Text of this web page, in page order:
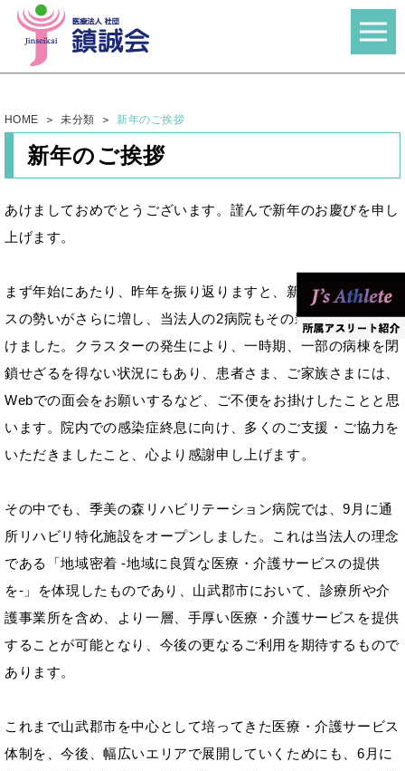
HOME 未分類 新年のご挨拶
新年のご挨拶
あけましておめでとうございます。謹んで新年のお慶びを申し
上げます。
まず年始にあたり、昨年を振り返りますと、新型コロナウイル
スの勢いがさらに増し、当法人の2病院もその影響を大きく受
けました。クラスターの発生により、一時期、一部の病棟を閉
鎖せざるを得ない状況にもあり、患者さま、ご家族さまには、
Webでの面会をお願いするなど、ご不便をお掛けしたことと思
います。院内での感染症終息に向け、多くのご支援・ご協力を
いただきましたこと、心より感謝申し上げます。
その中でも、季美の森リハビリテーション病院では、9月に通
所リハビリ特化施設をオープンしました。これは当法人の理念
である「地域密着 -地域に良質な医療・介護サービスの提供
を-」を体現したものであり、山武郡市において、診療所や介
護事業所を含め、より一層、手厚い医療・介護サービスを提供
することが可能となり、今後の更なるご利用を期待するもので
あります。
これまで山武郡市を中心として培ってきた医療・介護サービス
体制を、今後、幅広いエリアで展開していくためにも、6月に